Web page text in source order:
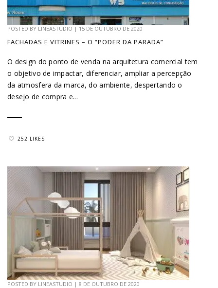
POSTED BY LINEASTUDIO | 15 DE OUTUBRO DE 2020
FACHADAS E VITRINES – O “PODER DA PARADA”
O design do ponto de venda na arquitetura comercial tem
o objetivo de impactar, diferenciar, ampliar a percepção
da atmosfera da marca, do ambiente, despertando o
desejo de compra e...
252 LIKES
POSTED BY LINEASTUDIO | 8 DE OUTUBRO DE 2020